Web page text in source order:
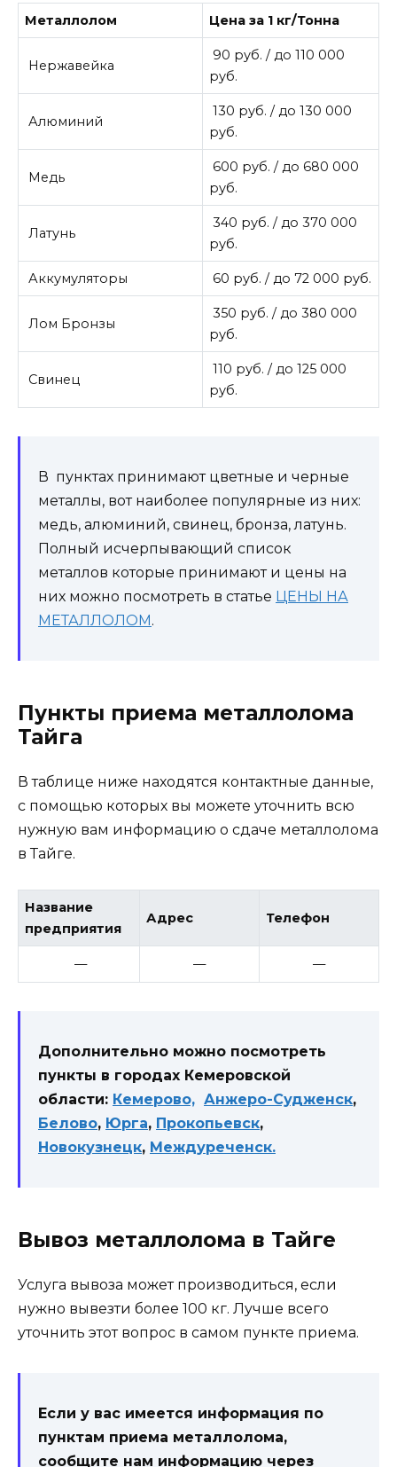
Металлолом Цена за 1 кг/Тонна
Нержавейка
90 руб. / до 110 000
руб.
Алюминий
130 руб. / до 130 000
руб.
Медь
600 руб. / до 680 000
руб.
Латунь
340 руб. / до 370 000
руб.
Аккумуляторы 60 руб. / до 72 000 руб.
Лом Бронзы
350 руб. / до 380 000
руб.
Свинец
110 руб. / до 125 000
руб.
В пунктах принимают цветные и черные
металлы, вот наиболее популярные из них:
медь, алюминий, свинец, бронза, латунь.
Полный исчерпывающий список
металлов которые принимают и цены на
них можно посмотреть в статье ЦЕНЫ НА
МЕТАЛЛОЛОМ.
Пункты приема металлолома
Тайга
В таблице ниже находятся контактные данные,
с помощью которых вы можете уточнить всю
нужную вам информацию о сдаче металлолома
в Тайге.
Название
предприятия
Адрес Телефон
— — —
Дополнительно можно посмотреть
пункты в городах Кемеровской
области: Кемерово, Анжеро-Судженск,
Белово, Юрга, Прокопьевск,
Новокузнецк, Междуреченск.
Вывоз металлолома в Тайге
Услуга вывоза может производиться, если
нужно вывезти более 100 кг. Лучше всего
уточнить этот вопрос в самом пункте приема.
Если у вас имеется информация по
пунктам приема металлолома,
сообщите нам информацию через